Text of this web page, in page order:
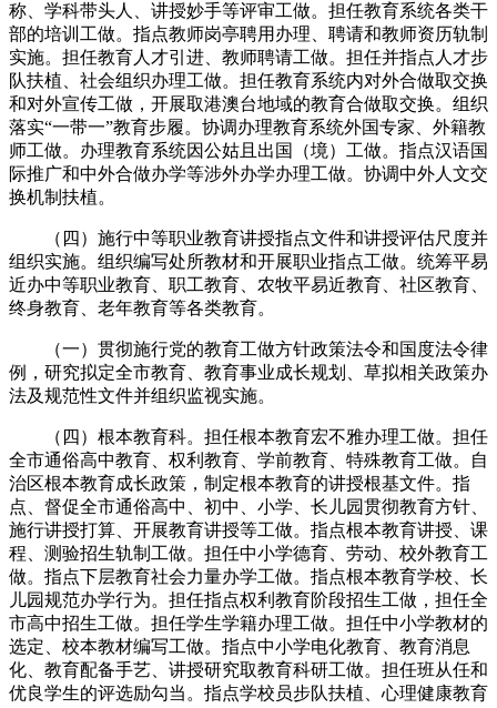
称、学科带头人、讲授妙手等评审工做。担任教育系统各类干
部的培训工做。指点教师岗亭聘用办理、聘请和教师资历轨制
实施。担任教育人才引进、教师聘请工做。担任并指点人才步
队扶植、社会组织办理工做。担任教育系统内对外合做取交换
和对外宣传工做，开展取港澳台地域的教育合做取交换。组织
落实“一带一”教育步履。协调办理教育系统外国专家、外籍教
师工做。办理教育系统因公姑且出国（境）工做。指点汉语国
际推广和中外合做办学等涉外办学办理工做。协调中外人文交
换机制扶植。
（四）施行中等职业教育讲授指点文件和讲授评估尺度并
组织实施。组织编写处所教材和开展职业指点工做。统筹平易
近办中等职业教育、职工教育、农牧平易近教育、社区教育、
终身教育、老年教育等各类教育。
（一）贯彻施行党的教育工做方针政策法令和国度法令律
例，研究拟定全市教育、教育事业成长规划、草拟相关政策办
法及规范性文件并组织监视实施。
（四）根本教育科。担任根本教育宏不雅办理工做。担任
全市通俗高中教育、权利教育、学前教育、特殊教育工做。自
治区根本教育成长政策，制定根本教育的讲授根基文件。指
点、督促全市通俗高中、初中、小学、长儿园贯彻教育方针、
施行讲授打算、开展教育讲授等工做。指点根本教育讲授、课
程、测验招生轨制工做。担任中小学德育、劳动、校外教育工
做。指点下层教育社会力量办学工做。指点根本教育学校、长
儿园规范办学行为。担任指点权利教育阶段招生工做，担任全
市高中招生工做。担任学生学籍办理工做。担任中小学教材的
选定、校本教材编写工做。指点中小学电化教育、教育消息
化、教育配备手艺、讲授研究取教育科研工做。担任班从任和
优良学生的评选励勾当。指点学校员步队扶植、心理健康教育